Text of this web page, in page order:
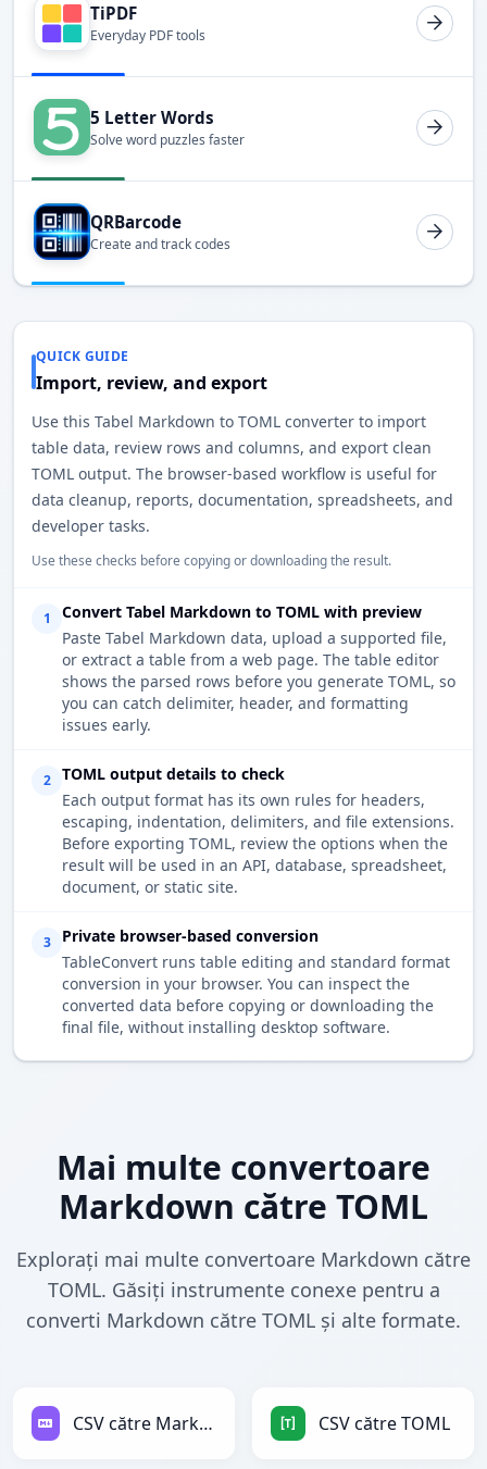
TiPDF
Everyday PDF tools
5 Letter Words
Solve word puzzles faster
QRBarcode
Create and track codes
QUICK GUIDE
Import, review, and export
Use this Tabel Markdown to TOML converter to import
table data, review rows and columns, and export clean
TOML output. The browser-based workflow is useful for
data cleanup, reports, documentation, spreadsheets, and
developer tasks.
Use these checks before copying or downloading the result.
1
Convert Tabel Markdown to TOML with preview
Paste Tabel Markdown data, upload a supported file,
or extract a table from a web page. The table editor
shows the parsed rows before you generate TOML, so
you can catch delimiter, header, and formatting
issues early.
2
TOML output details to check
Each output format has its own rules for headers,
escaping, indentation, delimiters, and file extensions.
Before exporting TOML, review the options when the
result will be used in an API, database, spreadsheet,
document, or static site.
3
Private browser-based conversion
TableConvert runs table editing and standard format
conversion in your browser. You can inspect the
converted data before copying or downloading the
final file, without installing desktop software.
Mai multe convertoare
Markdown către TOML
Explorați mai multe convertoare Markdown către
TOML. Găsiți instrumente conexe pentru a
converti Markdown către TOML și alte formate.
CSV către Markdown CSV către TOML